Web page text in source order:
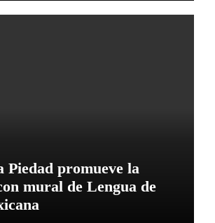
promueve la
mural de Lengua de